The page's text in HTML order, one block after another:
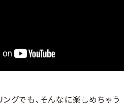
ングでも、そんなに楽しめちゃう